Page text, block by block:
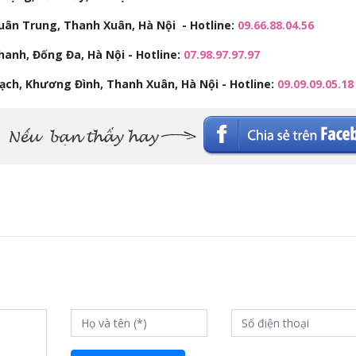
Trung, Thanh Xuân, Hà Nội - Hotline: 09.66.88.04.56
Đống Đa, Hà Nội - Hotline: 07.98.97.97.97
Khương Đình, Thanh Xuân, Hà Nội - Hotline: 09.09.09.05.18